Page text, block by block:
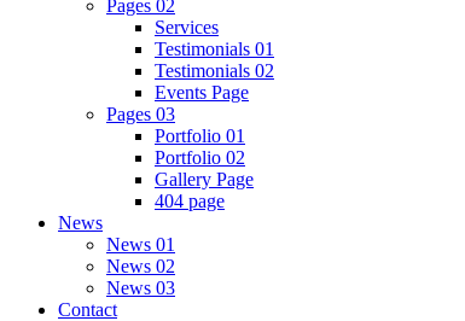
Pages 02
Services
Testimonials 01
Testimonials 02
Events Page
Pages 03
Portfolio 01
Portfolio 02
Gallery Page
404 page
News
News 01
News 02
News 03
Contact